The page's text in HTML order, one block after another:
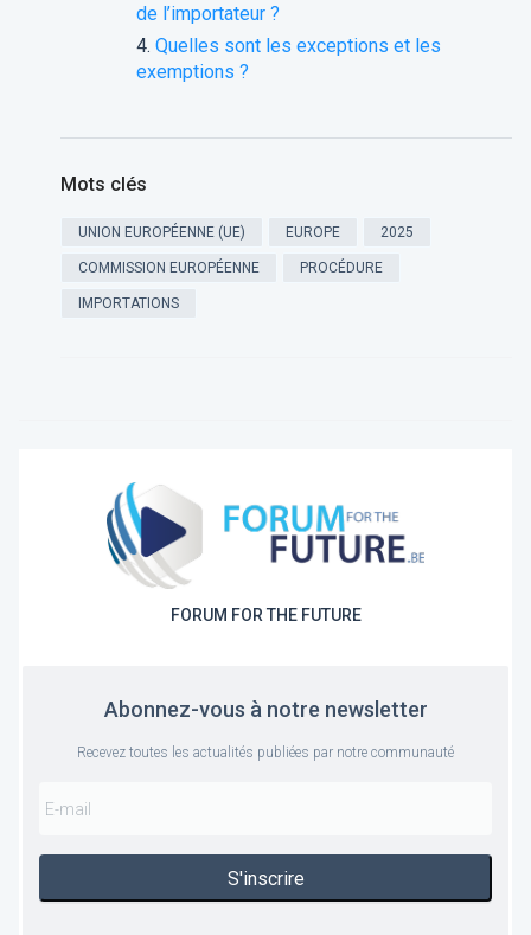
de l’importateur ?
Quelles sont les exceptions et les
exemptions ?
Mots clés
UNION EUROPÉENNE (UE) EUROPE 2025
COMMISSION EUROPÉENNE PROCÉDURE
IMPORTATIONS
FORUM FOR THE FUTURE
Abonnez-vous à notre newsletter
Recevez toutes les actualités publiées par notre communauté
S'inscrire